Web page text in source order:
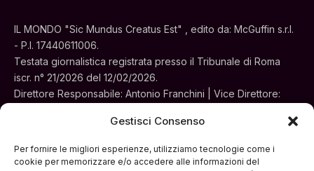
Gestisci Consenso
Per fornire le migliori esperienze, utilizziamo tecnologie come i
cookie per memorizzare e/o accedere alle informazioni del
IL MONDO "Sic Mundus Creatus Est" , edito da: McGuffin s.r.l.
- P.I. 17440611006.
Testata giornalistica registrata presso il Tribunale di Roma
iscr. n° 21/2026 del 12/02/2026.
Direttore Responsabile: Antonio Franchini | Vice Direttore:
Sede legale: Via Silvestri, 195 - Roma.
Cinemedia Srl